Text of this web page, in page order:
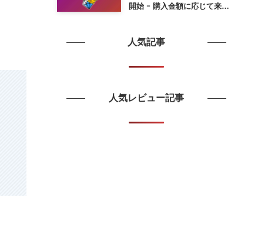
開始 ｰ 購入金額に応じて来月
人気記事
人気レビュー記事